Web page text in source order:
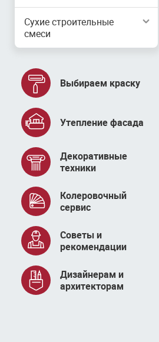
Сухие строительные
смеси
Выбираем краску
Утепление фасада
Декоративные
техники
Колеровочный
сервис
Советы и
рекомендации
Дизайнерам и
архитекторам